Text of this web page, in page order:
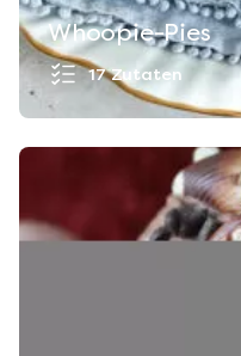
Whoopie-Pies
17 Zutaten